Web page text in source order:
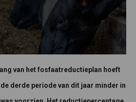
van het fosfaatreductieplan hoeft
derde periode van dit jaar minder in